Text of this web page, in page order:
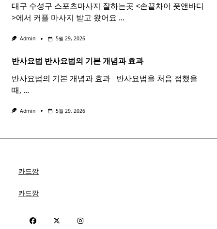
대구 수성구 스포츠마사지 잘하는곳 <손끝차이 풋앤바디
>에서 커플 마사지 받고 왔어요 ...
Admin 5월 29, 2026
반사요법 반사요법의 기본 개념과 효과 ​ ​
반사요법의 기본 개념과 효과 ​ ​ 반사요법을 처음 접했을
때, ...
Admin 5월 29, 2026
카드깡
카드깡